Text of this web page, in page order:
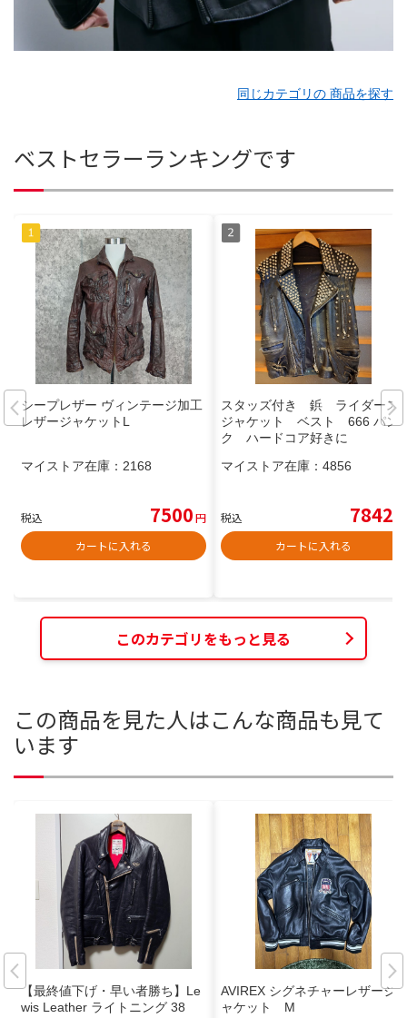
同じカテゴリの 商品を探す
ベストセラーランキングです
シープレザー ヴィンテージ加工
レザージャケットL
マイストア在庫： 2168
税込 7500円
カートに入れる
スタッズ付き 鋲 ライダース
ジャケット ベスト 666 パン
ク ハードコア好きに
マイストア在庫： 4856
税込 7842
カートに入れる
このカテゴリをもっと見る
この商品を見た人はこんな商品も見て
います
【最終値下げ・早い者勝ち】Le
wis Leather ライトニング 38
AVIREX シグネチャーレザージ
ャケット M